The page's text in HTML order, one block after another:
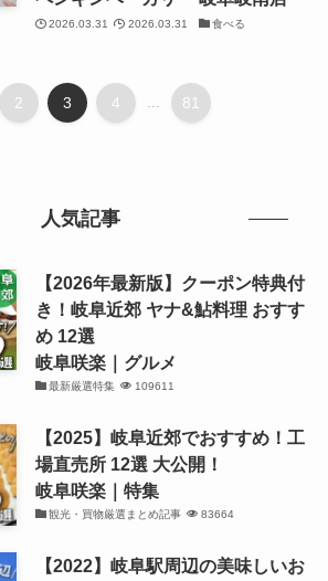
2026.03.31 2026.03.31 食べる
2 3 4 ... 81
人気記事
【2026年最新版】クーポン特典付
き！岐阜近郊 ヤナ&鮎料理 おすす
め 12選
岐阜咲楽｜グルメ
最新厳選特集 109611
【2025】岐阜近郊でおすすめ！工
場直売所 12選 大公開！
岐阜咲楽｜特集
観光・買物厳選まとめ記事 83664
【2022】岐阜駅周辺の美味しいお